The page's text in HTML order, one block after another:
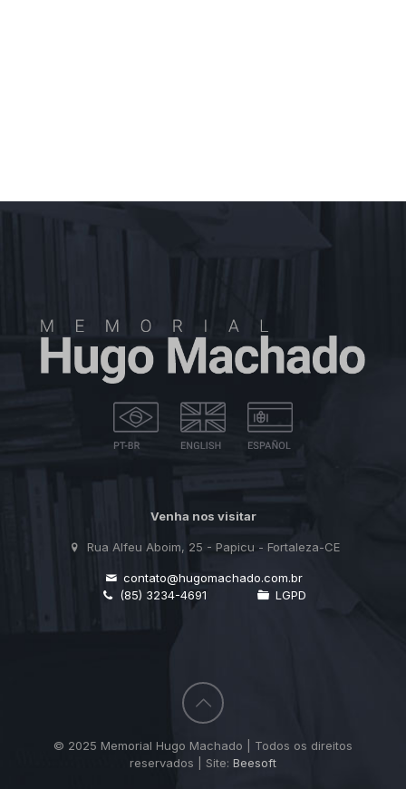
Venha nos visitar
Rua Alfeu Aboim, 25 - Papicu - Fortaleza-CE
contato@hugomachado.com.br
(85) 3234-4691
LGPD
© 2025 Memorial Hugo Machado | Todos os direitos
reservados | Site: Beesoft